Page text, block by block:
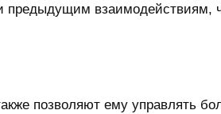
предыдущим взаимодействиям,
позволяют ему управлять